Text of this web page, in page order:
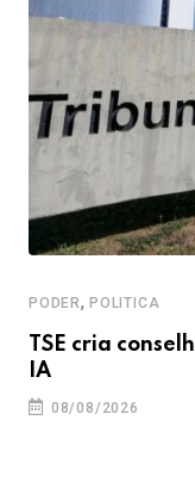
PODER, POLITICA
TSE cria
IA
08/08/2026